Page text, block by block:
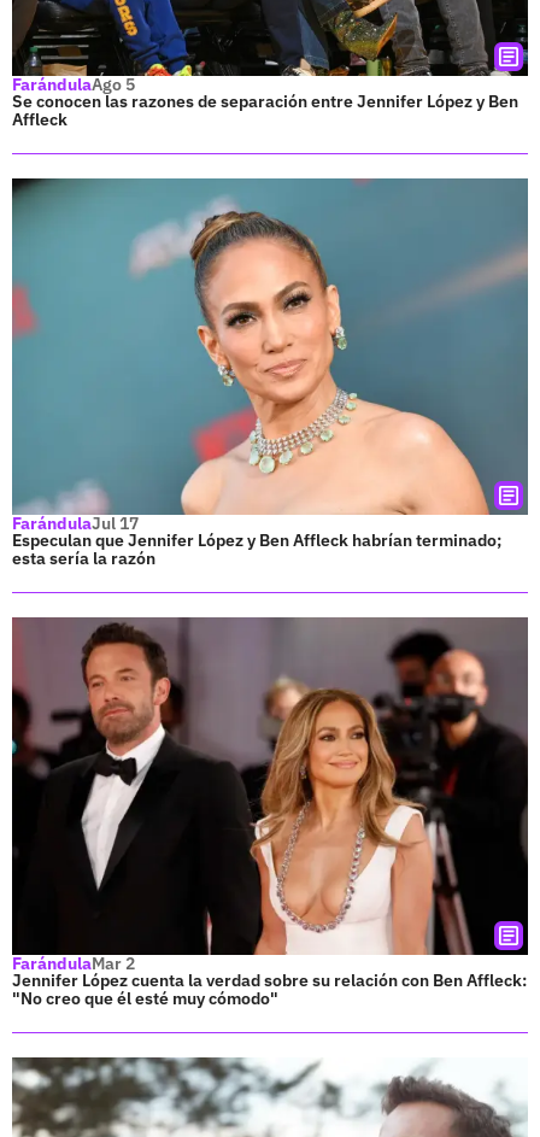
FarándulaAgo 5
Se conocen las razones de separación entre Jennifer López y Ben
Affleck
FarándulaJul 17
Especulan que Jennifer López y Ben Affleck habrían terminado;
esta sería la razón
FarándulaMar 2
Jennifer López cuenta la verdad sobre su relación con Ben Affleck:
"No creo que él esté muy cómodo"